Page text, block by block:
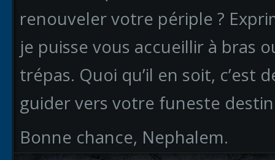
renouveler votre périple ?
je puisse vous accueillir à bras
trépas. Quoi qu’il en soit, c’est
guider vers votre funeste
Bonne chance, Nephalem.